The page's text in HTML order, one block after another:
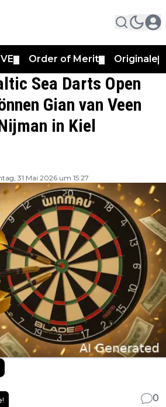
Order of Merit Originale
Sea Darts Open
Gian van Veen
in Kiel
31 Mai 2026 um 15:27
0